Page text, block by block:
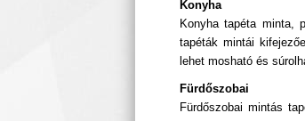
Konyha
Konyha tapéta minta,
tapéták mintái
lehet mosható és
Fürdőszobai
Fürdőszobai mintás